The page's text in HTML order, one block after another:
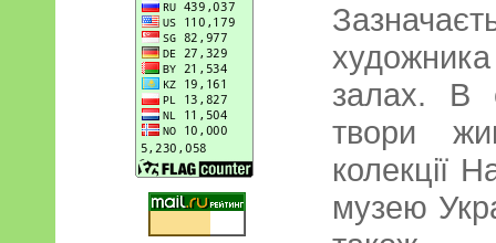
залах. В
твори
колекції
музею